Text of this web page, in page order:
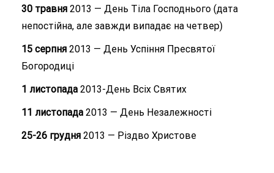
30 травня 2013 — День Тіла Господнього (дата
непостійна, але завжди випадає на четвер)
15 серпня 2013 — День Успіння Пресвятої
Богородиці
1 листопада 2013-День Всіх Святих
11 листопада 2013 — День Незалежності
25-26 грудня 2013 — Різдво Христове